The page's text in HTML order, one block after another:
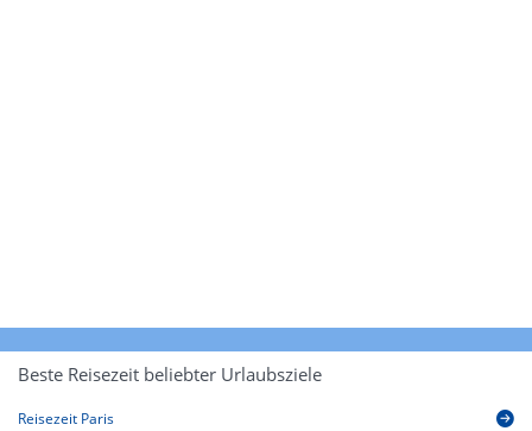
Beste Reisezeit beliebter Urlaubsziele
Reisezeit Paris